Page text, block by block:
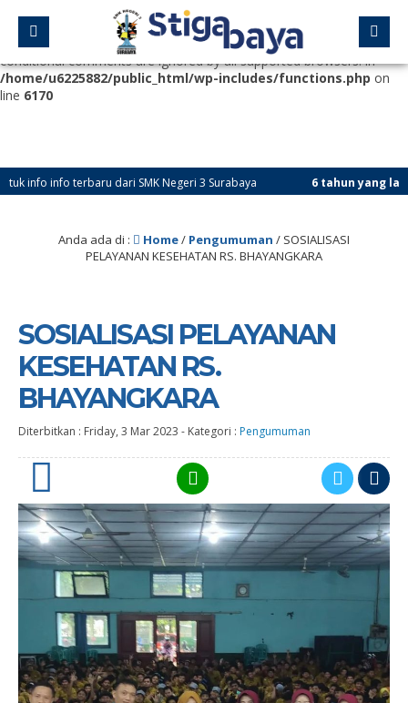
Deprecated
: Function WP_Dependencies->add_data() was called
with an argument that is
deprecated
since version 6.9.0! IE
conditional comments are ignored by all supported browsers. in
/home/u6225882/public_html/wp-includes/functions.php on
line 6170
terbaru dari SMK Negeri 3 Surabaya 6 tahun yang lalu/
Anda ada di : Home/ Pengumuman / SOSIALISASI
PELAYANAN KESEHATAN RS. BHAYANGKARA
SOSIALISASI PELAYANAN
KESEHATAN RS.
BHAYANGKARA
Diterbitkan : Friday, 3 Mar 2023 - Kategori : Pengumuman